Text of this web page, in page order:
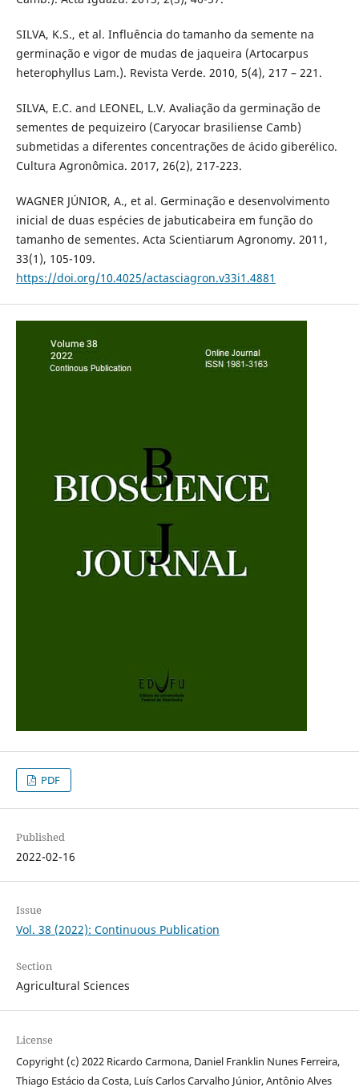
SILVA, K.S., et al. Influência do tamanho da semente na
germinação e vigor de mudas de jaqueira (Artocarpus
heterophyllus Lam.). Revista Verde. 2010, 5(4), 217 – 221.
SILVA, E.C. and LEONEL, L.V. Avaliação da germinação de
sementes de pequizeiro (Caryocar brasiliense Camb)
submetidas a diferentes concentrações de ácido giberélico.
Cultura Agronômica. 2017, 26(2), 217-223.
WAGNER JÚNIOR, A., et al. Germinação e desenvolvimento
inicial de duas espécies de jabuticabeira em função do
tamanho de sementes. Acta Scientiarum Agronomy. 2011,
33(1), 105-109.
https://doi.org/10.4025/actasciagron.v33i1.4881
PDF
Published
2022-02-16
Issue
Vol. 38 (2022): Continuous Publication
Section
Agricultural Sciences
License
Copyright (c) 2022 Ricardo Carmona, Daniel Franklin Nunes Ferreira,
Thiago Estácio da Costa, Luís Carlos Carvalho Júnior, Antônio Alves